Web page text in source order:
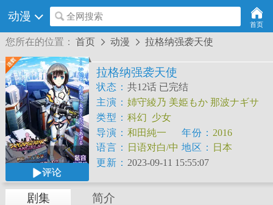
动漫 全网搜索
首页
您所在的位置： 首页  动漫  拉格纳强袭天使
评论
拉格纳强袭天使
状态： 共12话 已完结
主演： 姉守綾乃 美姫もか 那波ナギサ
華ノ宮伊月
类型： 科幻 少女
导演： 和田純一 年份： 2016
语言：
日语对白/中
文字幕
地区：
日本
更新： 2023-09-11 15:55:07
剧集 简介